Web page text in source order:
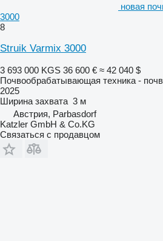
новая
3000
8
Struik Varmix 3000
3 693 000 KGS 36 600 € ≈ 42 040 $
Почвообрабатывающая техника -
2025
Ширина захвата 3 м
Австрия, Parbasdorf
Katzler GmbH & Co.KG
Связаться с продавцом